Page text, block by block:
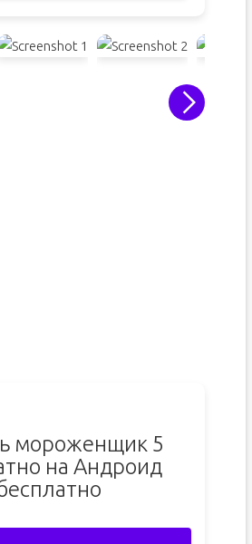
мороженщик 5
на Андроид